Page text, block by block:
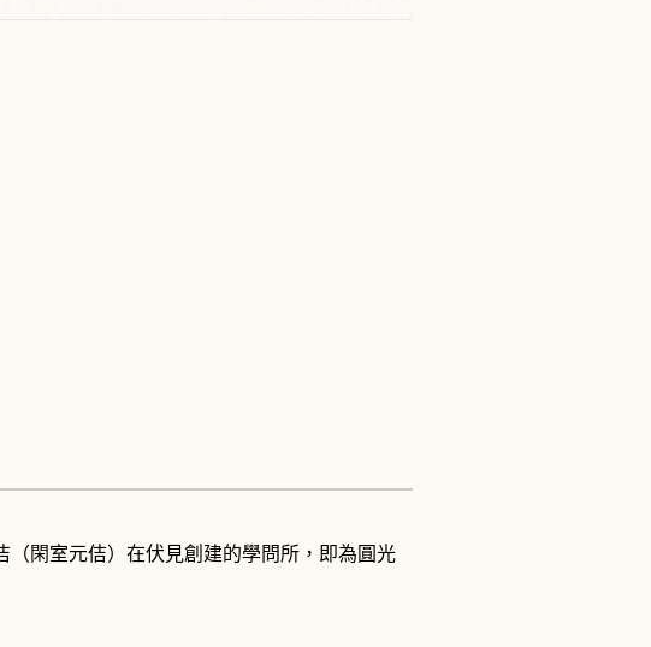
閑室元佶）在伏見創建的學問所，即為圓光